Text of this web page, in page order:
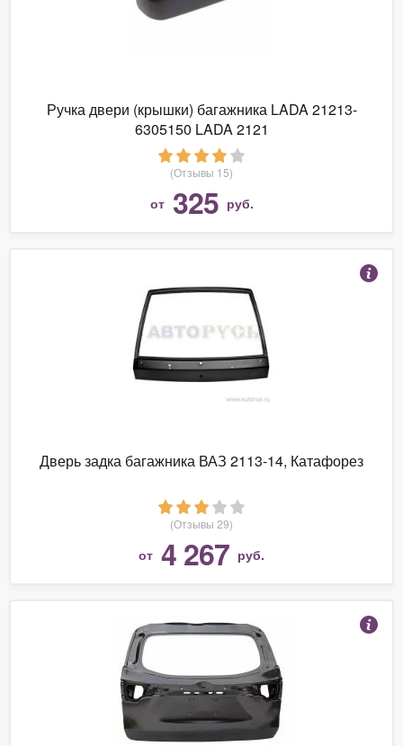
Ручка двери (крышки) багажника LADA 21213-
6305150 LADA 2121
(Отзывы 15)
от 325 руб.
Дверь задка багажника ВАЗ 2113-14, Катафорез
(Отзывы 29)
от 4 267 руб.